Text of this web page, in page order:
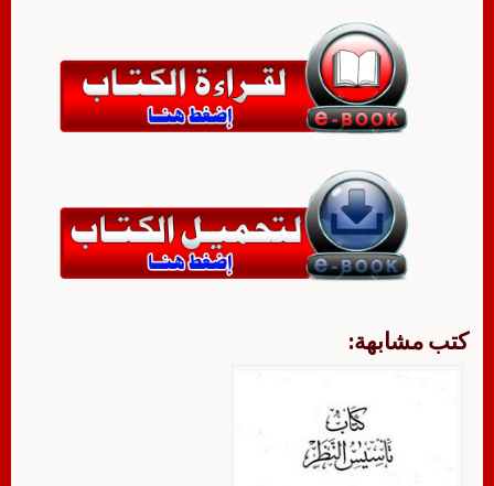
كتب مشابهة: